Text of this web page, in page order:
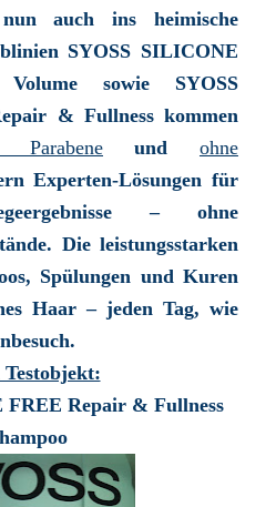
auch ins heimische
SYOSS SILICONE
sowie SYOSS
& Fullness kommen
Parabene und ohne
Experten-Lösungen für
– ohne
Die leistungsstarken
Spülungen und Kuren
Haar – jeden Tag, wie
FREE Repair & Fullness